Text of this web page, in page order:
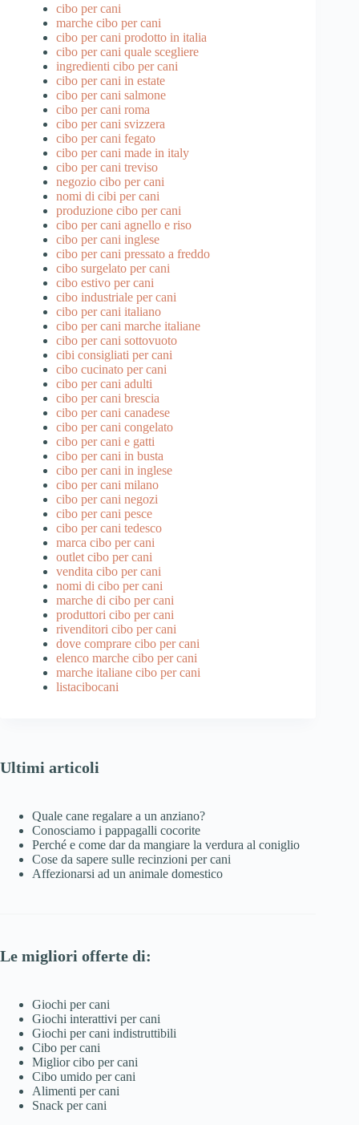
cibo per cani
marche cibo per cani
cibo per cani prodotto in italia
cibo per cani quale scegliere
ingredienti cibo per cani
cibo per cani in estate
cibo per cani salmone
cibo per cani roma
cibo per cani svizzera
cibo per cani fegato
cibo per cani made in italy
cibo per cani treviso
negozio cibo per cani
nomi di cibi per cani
produzione cibo per cani
cibo per cani agnello e riso
cibo per cani inglese
cibo per cani pressato a freddo
cibo surgelato per cani
cibo estivo per cani
cibo industriale per cani
cibo per cani italiano
cibo per cani marche italiane
cibo per cani sottovuoto
cibi consigliati per cani
cibo cucinato per cani
cibo per cani adulti
cibo per cani brescia
cibo per cani canadese
cibo per cani congelato
cibo per cani e gatti
cibo per cani in busta
cibo per cani in inglese
cibo per cani milano
cibo per cani negozi
cibo per cani pesce
cibo per cani tedesco
marca cibo per cani
outlet cibo per cani
vendita cibo per cani
nomi di cibo per cani
marche di cibo per cani
produttori cibo per cani
rivenditori cibo per cani
dove comprare cibo per cani
elenco marche cibo per cani
marche italiane cibo per cani
listacibocani
Ultimi articoli
Quale cane regalare a un anziano?
Conosciamo i pappagalli cocorite
Perché e come dar da mangiare la verdura al coniglio
Cose da sapere sulle recinzioni per cani
Affezionarsi ad un animale domestico
Le migliori offerte di:
Giochi per cani
Giochi interattivi per cani
Giochi per cani indistruttibili
Cibo per cani
Miglior cibo per cani
Cibo umido per cani
Alimenti per cani
Snack per cani